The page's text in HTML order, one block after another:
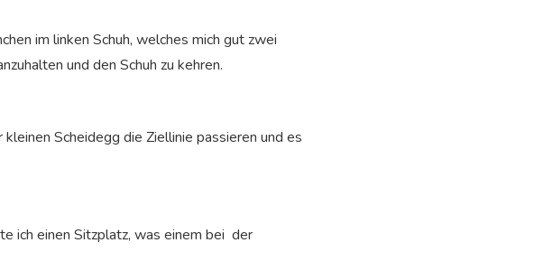
im linken Schuh, welches mich gut zwei
und den Schuh zu kehren.
Scheidegg die Ziellinie passieren und es
ich einen Sitzplatz, was einem bei der